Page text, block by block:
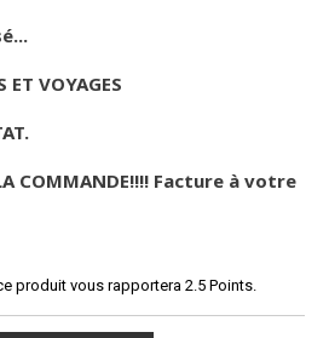
ET VOYAGES
LA COMMANDE!!!! Facture à votre
produit vous rapportera 2.5 Points.